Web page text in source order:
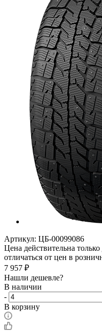
Артикул: ЦБ-00099086
Цена действительна
отличаться от цен в
7 957 ₽
Нашли дешевле?
В наличии
-
В корзину